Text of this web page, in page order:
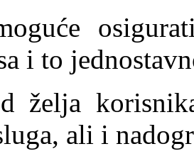
i to
želja
ali i